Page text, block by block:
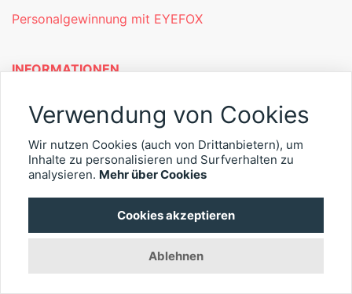
Personalgewinnung mit EYEFOX
INFORMATIONEN
Was ist EYEFOX – Ihre Möglichkeiten
Kontakt
© 2026 EYEFOX UG (haftungsbeschränkt)
Verwendung von Cookies
Wir nutzen Cookies (auch von Drittanbietern), um
Inhalte zu personalisieren und Surfverhalten zu
analysieren. Mehr über Cookies
Cookies akzeptieren
Ablehnen